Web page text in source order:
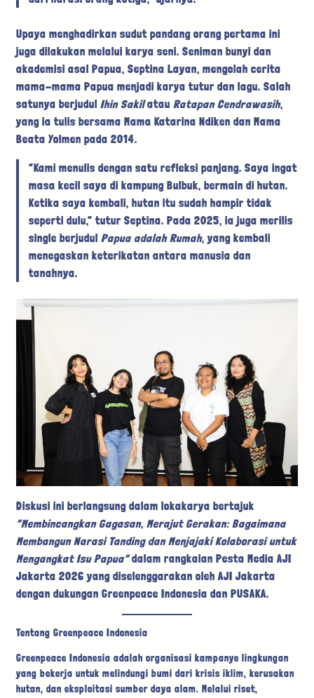
Upaya menghadirkan sudut pandang orang pertama ini
juga dilakukan melalui karya seni. Seniman bunyi dan
akademisi asal Papua, Septina Layan, mengolah cerita
mama-mama Papua menjadi karya tutur dan lagu. Salah
satunya berjudul Ihin Sakilatau Ratapan Cendrawasih,
yang ia tulis bersama Mama Katarina Ndiken dan Mama
Beata Yolmen pada 2014.
“Kami menulis dengan satu refleksi panjang. Saya ingat
masa kecil saya di kampung Bulbuk, bermain di hutan.
Ketika saya kembali, hutan itu sudah hampir tidak
seperti dulu,” tutur Septina. Pada 2025, ia juga merilis
single berjudul Papua adalah Rumah, yang kembali
menegaskan keterikatan antara manusia dan
tanahnya.
Diskusi ini berlangsung dalam lokakarya bertajuk
“Membincangkan Gagasan, Merajut Gerakan: Bagaimana
Membangun Narasi Tanding dan Menjajaki Kolaborasi untuk
Mengangkat Isu Papua”dalam rangkaian Pesta Media AJI
Jakarta 2026 yang diselenggarakan oleh AJI Jakarta
dengan dukungan Greenpeace Indonesia dan PUSAKA.
Tentang Greenpeace Indonesia
Greenpeace Indonesia adalah organisasi kampanye lingkungan
yang bekerja untuk melindungi bumi dari krisis iklim, kerusakan
hutan, dan eksploitasi sumber daya alam. Melalui riset,